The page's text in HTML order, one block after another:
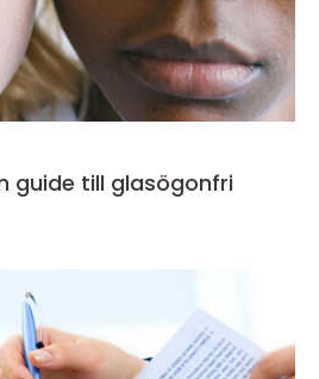
guide till glasögonfri